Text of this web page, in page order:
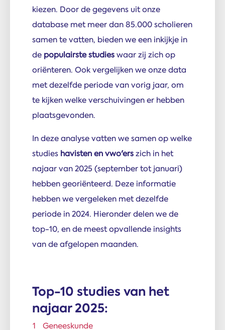
kiezen. Door de gegevens uit onze
database met meer dan 85.000 scholieren
samen te vatten, bieden we een inkijkje in
de populairste studieswaar zij zich op
oriënteren. Ook vergelijken we onze data
met dezelfde periode van vorig jaar, om
te kijken welke verschuivingen er hebben
plaatsgevonden.
In deze analyse vatten we samen op welke
studies havisten en vwo'erszich in het
najaar van 2025 (september tot januari)
hebben georiënteerd. Deze informatie
hebben we vergeleken met dezelfde
periode in 2024. Hieronder delen we de
top-10, en de meest opvallende insights
van de afgelopen maanden.
Top-10 studies van het
najaar 2025:
Geneeskunde